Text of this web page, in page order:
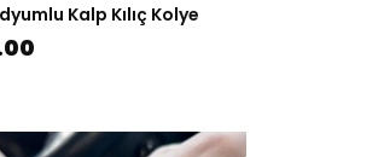
Kalp Kılıç Kolye